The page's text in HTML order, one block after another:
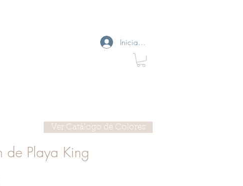
Iniciar sesión
de Playa King
Ver Catálogo de Colores